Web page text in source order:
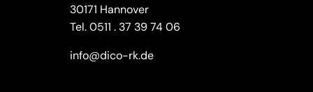
30171 Hannover
Tel.0511 . 37 39 74 06
info@dico-rk.de